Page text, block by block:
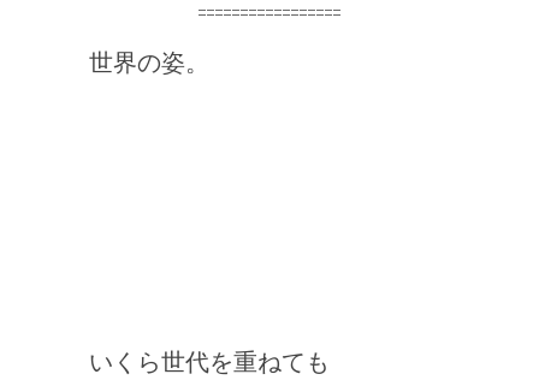
=================
世界の姿。
いくら世代を重ねても